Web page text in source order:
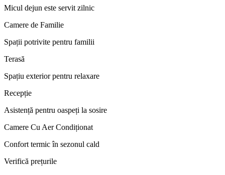
Micul dejun este servit zilnic
Camere de Familie
Spații potrivite pentru familii
Terasă
Spațiu exterior pentru relaxare
Recepție
Asistență pentru oaspeți la sosire
Camere Cu Aer Condiționat
Confort termic în sezonul cald
Verifică prețurile